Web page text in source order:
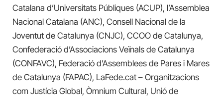
Catalana d’Universitats Públiques (ACUP), l’Assemblea
Nacional Catalana (ANC), Consell Nacional de la
Joventut de Catalunya (CNJC), CCOO de Catalunya,
Confederació d’Associacions Veïnals de Catalunya
(CONFAVC), Federació d’Assemblees de Pares i Mares
de Catalunya (FAPAC), LaFede.cat – Organitzacions
com Justícia Global, Òmnium Cultural, Unió de